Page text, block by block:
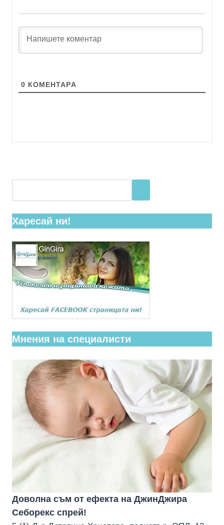
0 КОМЕНТАРA
Харесай ни!
Мнения на специалисти
Доволна съм от ефекта на ДжинДжира
Себорекс спрей!